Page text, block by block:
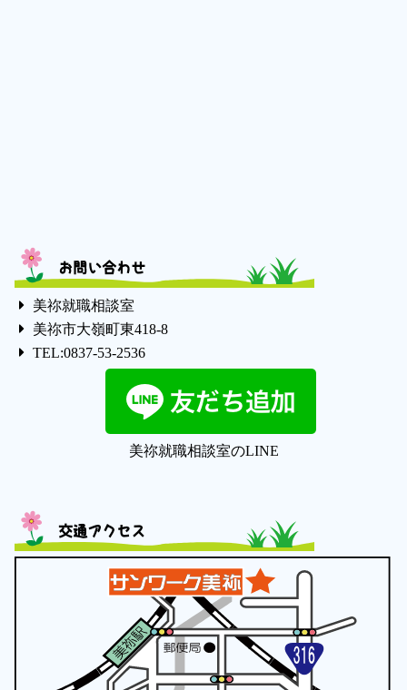
お問い合わせ
美祢就職相談室
美祢市大嶺町東418-8
TEL:0837-53-2536
美祢就職相談室のLINE
交通アクセス